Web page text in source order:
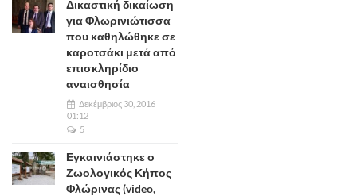
Δικαστική δικαίωση
για Φλωρινιώτισσα
που καθηλώθηκε σε
καροτσάκι μετά από
επισκληρίδιο
αναισθησία
Δεκέμβριος 30, 2016
01:12
5
Εγκαινιάστηκε ο
Ζωολογικός Κήπος
Φλώρινας (video,